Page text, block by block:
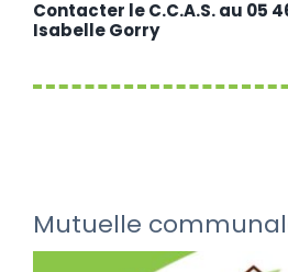
Contacter le C.C.A.S. au 05
Isabelle Gorry